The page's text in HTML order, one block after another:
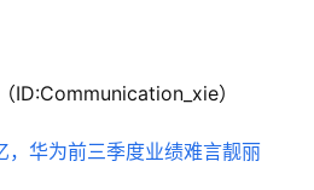
ID:Communication_xie）